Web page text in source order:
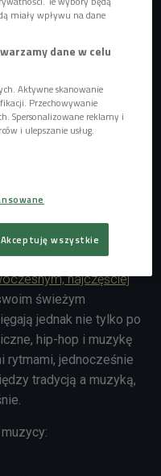
zespół Suferi.
najczęściej
świeżym
jednak nie tylko po
hip-hop i muzykę
rytmami, jednocześnie
tradycją a muzyką,
miały wpływu na dane
dane w celu
Aktywne skanowanie
Przechowywanie
Spersonalizowane reklamy i
i ulepszanie usług.
Akceptuję wszystkie